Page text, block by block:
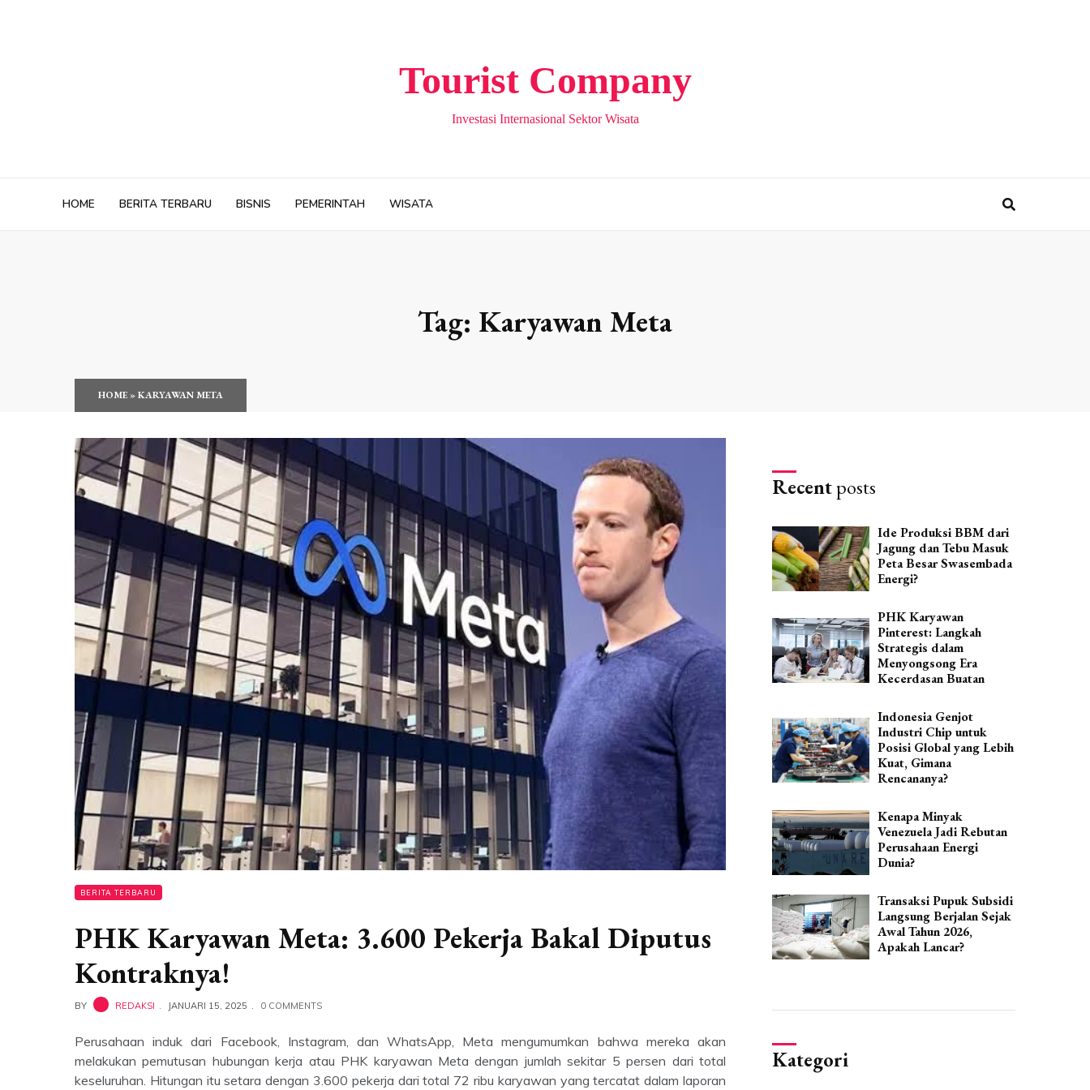
Tourist Company
Investasi Internasional Sektor Wisata
HOME BERITA TERBARU BISNIS PEMERINTAH WISATA
Tag: Karyawan Meta
HOME»KARYAWAN META
BERITA TERBARU
PHK Karyawan Meta: 3.600 Pekerja Bakal Diputus
Kontraknya!
BY REDAKSI JANUARI 15, 2025 0 COMMENTS
Perusahaan induk dari Facebook, Instagram, dan WhatsApp, Meta mengumumkan bahwa mereka akan
melakukan pemutusan hubungan kerja atau PHK karyawan Meta dengan jumlah sekitar 5 persen dari total
keseluruhan. Hitungan itu setara dengan 3.600 pekerja dari total 72 ribu karyawan yang tercatat dalam laporan
Recentposts
Ide Produksi BBM dari
Jagung dan Tebu Masuk
Peta Besar Swasembada
Energi?
PHK Karyawan
Pinterest: Langkah
Strategis dalam
Menyongsong Era
Kecerdasan Buatan
Indonesia Genjot
Industri Chip untuk
Posisi Global yang Lebih
Kuat, Gimana
Rencananya?
Kenapa Minyak
Venezuela Jadi Rebutan
Perusahaan Energi
Dunia?
Transaksi Pupuk Subsidi
Langsung Berjalan Sejak
Awal Tahun 2026,
Apakah Lancar?
Kategori